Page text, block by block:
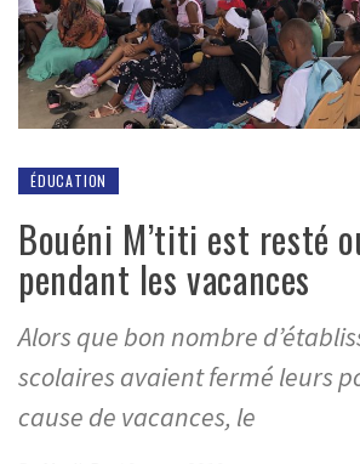
ÉDUCATION
Bouéni M’titi est resté
pendant les vacances
Alors que bon nombre
scolaires avaient fermé leurs
cause de vacances, le